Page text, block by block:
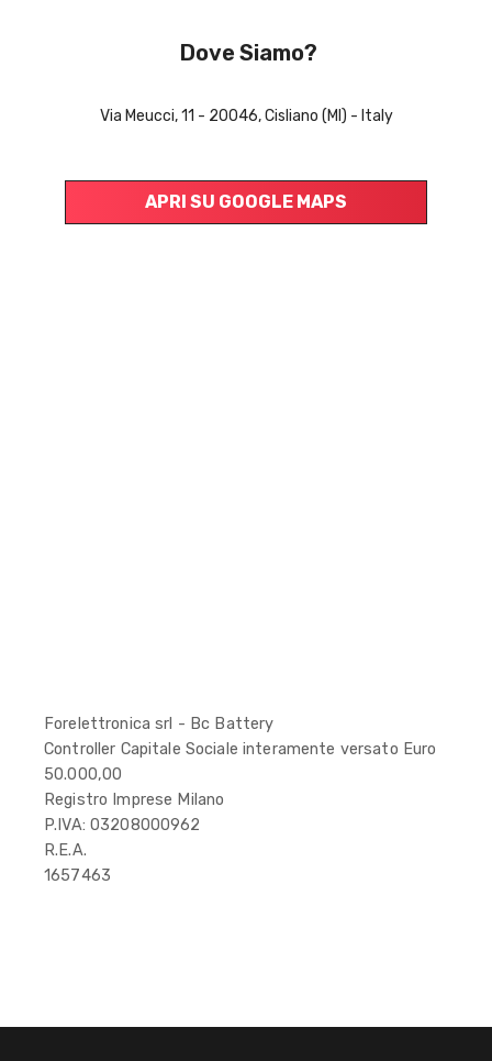
Dove Siamo?
Via Meucci, 11 - 20046, Cisliano (MI) - Italy
APRI SU GOOGLE MAPS
Forelettronica srl - Bc Battery
Controller Capitale Sociale interamente versato Euro
50.000,00
Registro Imprese Milano
P.IVA: 03208000962
R.E.A.
1657463